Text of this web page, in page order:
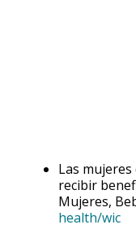
Las
recibir
Mujeres,
health/wic